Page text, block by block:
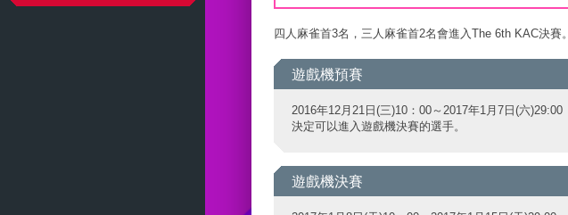
四人麻雀首3名，三人麻雀首2名會進入The 6th KAC決賽。
遊戲機預賽
2016年12月21日(三)10：00～2017年1月7日(六)29:00
決定可以進入遊戲機決賽的選手。
遊戲機決賽